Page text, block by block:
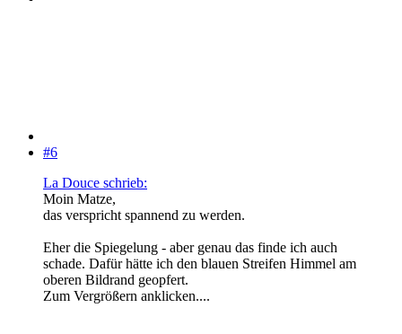
#6
La Douce schrieb:
Moin Matze,
das verspricht spannend zu werden.
Eher die Spiegelung - aber genau das finde ich auch
schade. Dafür hätte ich den blauen Streifen Himmel am
oberen Bildrand geopfert.
Zum Vergrößern anklicken....